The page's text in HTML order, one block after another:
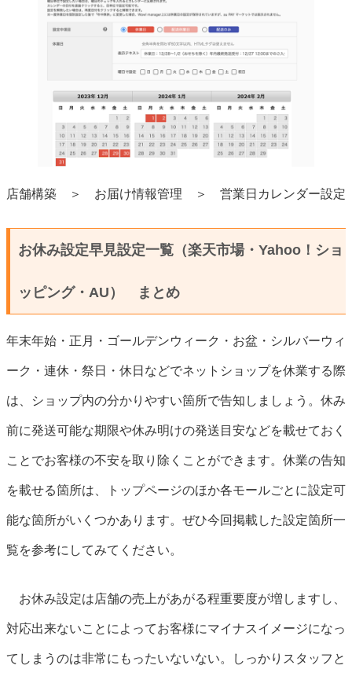
店舗構築 ＞ お届け情報管理 ＞ 営業日カレンダー設定
お休み設定早見設定一覧（楽天市場・Yahoo！ショ
ッピング・AU） まとめ
年末年始・正月・ゴールデンウィーク・お盆・シルバーウィ
ーク・連休・祭日・休日などでネットショップを休業する際
は、ショップ内の分かりやすい箇所で告知しましょう。休み
前に発送可能な期限や休み明けの発送目安などを載せておく
ことでお客様の不安を取り除くことができます。休業の告知
を載せる箇所は、トップページのほか各モールごとに設定可
能な箇所がいくつかあります。ぜひ今回掲載した設定箇所一
覧を参考にしてみてください。
お休み設定は店舗の売上があがる程重要度が増しますし、
対応出来ないことによってお客様にマイナスイメージになっ
てしまうのは非常にもったいないない。しっかりスタッフと